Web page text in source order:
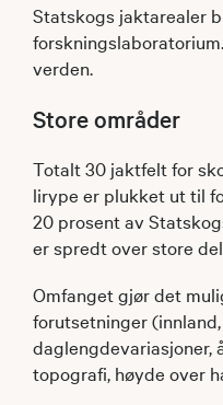
Statskogs jaktarealer
verden.
Store områder
Totalt 30 jaktfelt for
lirype er plukket ut til
20 prosent av
er spredt over store
Omfanget gjør det
forutsetninger
daglengdevariasjoner,
topografi, høyde over